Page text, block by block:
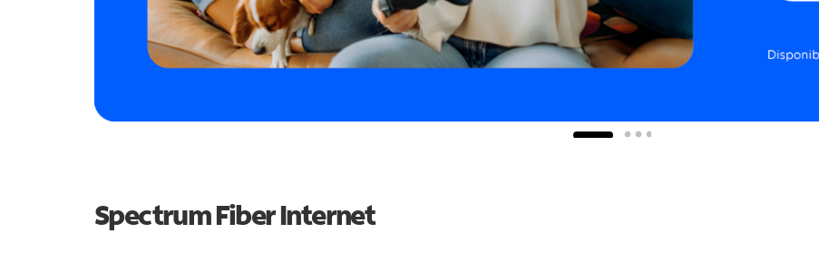
Spectrum Fiber Internet